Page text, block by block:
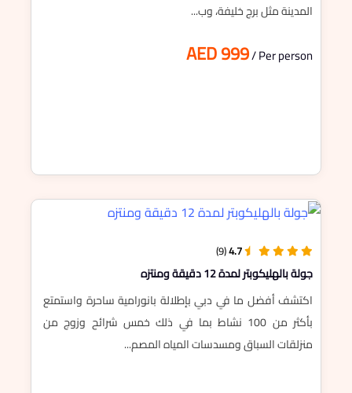
المدينة مثل برج خليفة، وب...
AED 999/ Per person
4.7
(9)
جولة بالهليكوبتر لمدة 12 دقيقة ومنتزه
اكتشف أفضل ما في دبي بإطلالة بانورامية ساحرة واستمتع
بأكثر من 100 نشاط بما في ذلك خمس شرائح وزوج من
منزلقات السباق ومسدسات المياه المصم...